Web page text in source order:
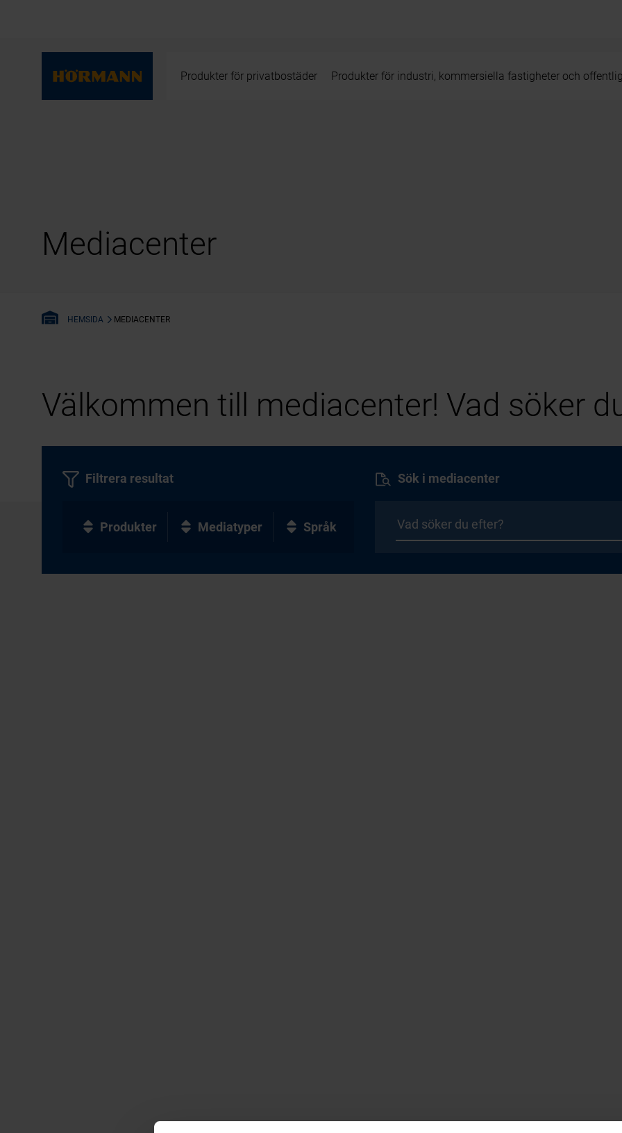
Produkter för privatbostäder Produkter för industri, kommersiella fastigheter och
Mediacenter
HEMSIDA MEDIACENTER
Välkommen till mediacenter! Vad söker
Sök i mediacenter
Filtrera resultat
Produkter Mediatyper Språk